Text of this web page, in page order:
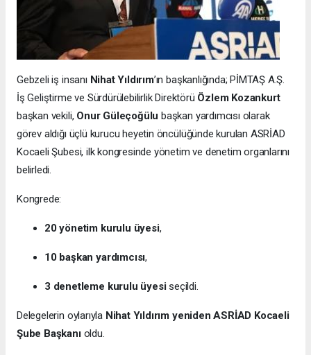
Gebzeli iş insanı Nihat Yıldırım’ın başkanlığında; PİMTAŞ A.Ş.
İş Geliştirme ve Sürdürülebilirlik Direktörü Özlem Kozankurt
başkan vekili, Onur Güleçoğülu başkan yardımcısı olarak
görev aldığı üçlü kurucu heyetin öncülüğünde kurulan ASRİAD
Kocaeli Şubesi, ilk kongresinde yönetim ve denetim organlarını
belirledi.
Kongrede:
20 yönetim kurulu üyesi,
10 başkan yardımcısı,
3 denetleme kurulu üyesiseçildi.
Delegelerin oylarıyla Nihat Yıldırım yeniden ASRİAD Kocaeli
Şube Başkanıoldu.